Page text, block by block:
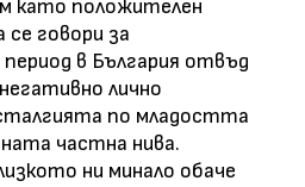
като положителен
говори за
в България отвъд
лично
по младостта
частна нива.
ни минало обаче